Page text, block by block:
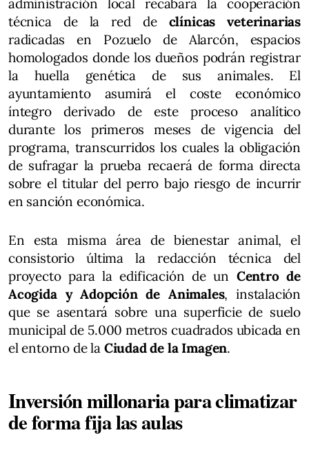
administración local recabará la cooperación
técnica de la red de clínicas veterinarias
radicadas en Pozuelo de Alarcón, espacios
homologados donde los dueños podrán registrar
la huella genética de sus animales. El
ayuntamiento asumirá el coste económico
íntegro derivado de este proceso analítico
durante los primeros meses de vigencia del
programa, transcurridos los cuales la obligación
de sufragar la prueba recaerá de forma directa
sobre el titular del perro bajo riesgo de incurrir
en sanción económica.
En esta misma área de bienestar animal, el
consistorio última la redacción técnica del
proyecto para la edificación de un Centro de
Acogida y Adopción de Animales, instalación
que se asentará sobre una superficie de suelo
municipal de 5.000 metros cuadrados ubicada en
el entorno de la Ciudad de la Imagen.
Inversión millonaria para climatizar
de forma fija las aulas